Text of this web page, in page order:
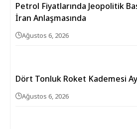
Petrol Fiyatlarında Jeopolitik
İran Anlaşmasında
Ağustos 6, 2026
Dört Tonluk Roket Kademesi
Ağustos 6, 2026